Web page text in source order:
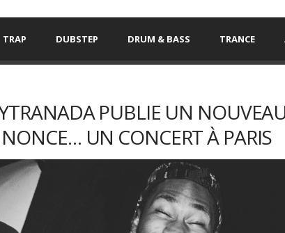
TRAP DUBSTEP DRUM & BASS TRANCE
PUBLIE UN
UN CONCERT À PARIS